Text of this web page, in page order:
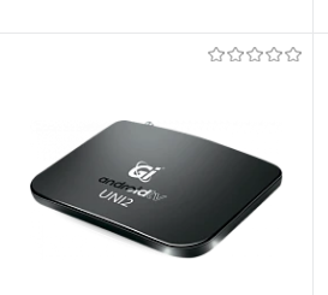
Купить в 1 клик К сравнению
В избранное В наличии